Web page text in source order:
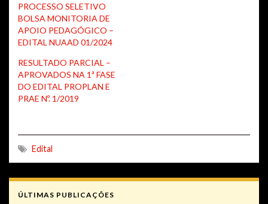
PROCESSO SELETIVO
BOLSA MONITORIA DE
APOIO PEDAGÓGICO –
EDITAL NUAAD 01/2024
RESULTADO PARCIAL –
APROVADOS NA 1ª FASE
DO EDITAL PROPLAN E
PRAE Nº. 1/2019
Edital
ÚLTIMAS PUBLICAÇÕES